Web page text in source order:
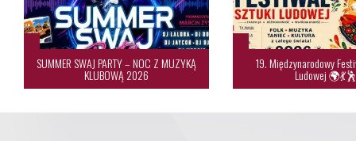
SUMMER SWAJ PARTY – NOC Z MUZYKĄ
KLUBOWĄ 2026
19. Międzynarodowy
Ludowej 🌍💃🕺